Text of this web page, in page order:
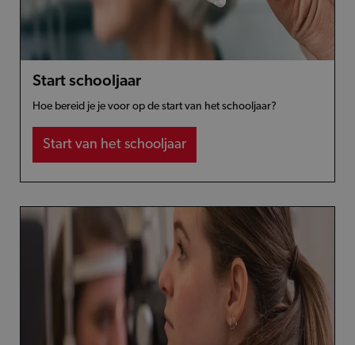
Start schooljaar
Hoe bereid je je voor op de start van het schooljaar?
Start van het schooljaar